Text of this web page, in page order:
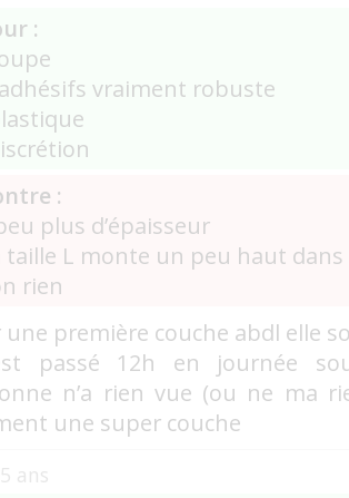
:
vraiment robuste
:
plus d’épaisseur
taille L monte un peu haut dans
rien
une première couche abdl elle
passé 12h en journée
n’a rien vue (ou ne ma
une super couche
ans